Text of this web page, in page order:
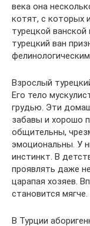
века она
котят, с которых
турецкой
турецкий ван
Взрослый
Его тело
грудью. Эти
забавы и хорошо
общительны,
эмоциональны. У
инстинкт. В
проявлять даже
царапая хозяев.
становится мягче.
В Турции